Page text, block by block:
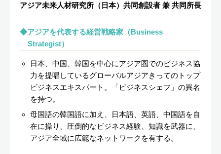
アジア未来人材研究所（日本）共同創設者 兼 共同所長
アジアを代表する経営戦略家（Business
Strategist）
日本、中国、韓国を中心にアジア圏でのビジネス協
力を提唱しているグローバルアジアきってのトップ
ビジネスエキスパート。「ビジネスシェフ」の異名
を持つ。
母国語の韓国語に加え、日本語、英語、中国語を自
在に操り、圧倒的なビジネス経験、知識を武器に、
アジア全域に広範なネットワークを有する。